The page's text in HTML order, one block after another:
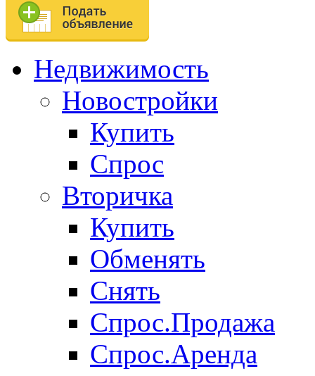
Недвижимость
Новостройки
Купить
Спрос
Вторичка
Купить
Обменять
Снять
Спрос.Продажа
Спрос.Аренда